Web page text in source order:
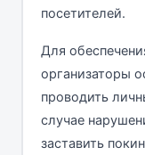
посетителей.
Для
организаторы
проводить
случае
заставить